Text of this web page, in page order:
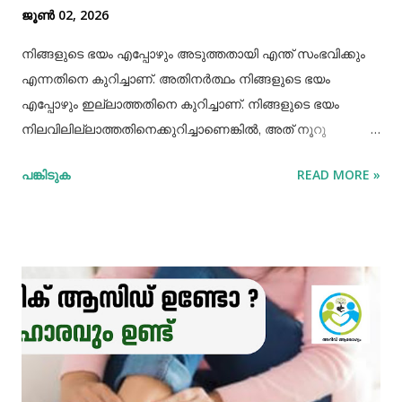
കാൽസ്യ...
ജൂൺ 02, 2026
നിങ്ങളുടെ ഭയം എപ്പോഴും അടുത്തതായി എന്ത് സംഭവിക്കും
എന്നതിനെ കുറിച്ചാണ്. അതിനർത്ഥം നിങ്ങളുടെ ഭയം
എപ്പോഴും ഇല്ലാത്തതിനെ കുറിച്ചാണ്. നിങ്ങളുടെ ഭയം
നിലവിലില്ലാത്തതിനെക്കുറിച്ചാണെങ്കിൽ, അത് നൂറു
തീരുമാനങ്ങൾക്ക് ഭാവി എന്ത് നിറം നൽകുമെന്ന ഭയം നമ്മൾ
ചെറുപ്പത്തിൽ ഒരു കാട്ടുപൂച്ച അദ്ദേഹത്തിന് നേരെ
ചാടിവീണിരുന്നു. കുട്ടിക്കാലത്ത് കടന്നുവന്ന ആ ഭയം
പ്രായപൂർത്തിയായിട്ടും അദ്ദേഹത്തെ വിട്ടുമാറിയിരുന്നില്ല.
ഭയങ്കരമായ നിരവധി യുദ്ധങ്ങൾ ചെയ്യാൻ ശീലിച്ച
അത്തരമൊരു സമർത്ഥനായ സൈനികൻ്റെ
പങ്കിടുക READ MORE »